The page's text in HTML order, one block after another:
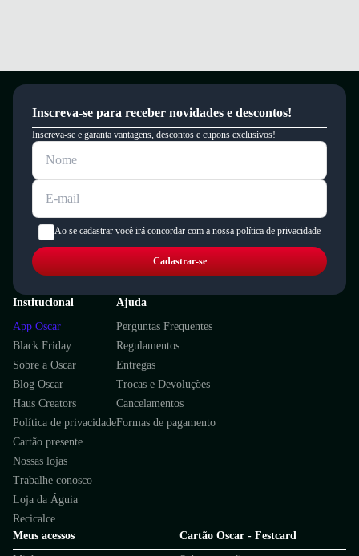
Inscreva-se para receber novidades e descontos!
Inscreva-se e garanta vantagens, descontos e cupons exclusivos!
Ao se cadastrar você irá concordar com a nossa política de privacidade
Cadastrar-se
Institucional
App Oscar
Black Friday
Sobre a Oscar
Blog Oscar
Haus Creators
Política de privacidade
Cartão presente
Nossas lojas
Trabalhe conosco
Loja da Águia
Recicalce
Ajuda
Perguntas Frequentes
Regulamentos
Entregas
Trocas e Devoluções
Cancelamentos
Formas de pagamento
Meus acessos
Cartão Oscar - Festcard